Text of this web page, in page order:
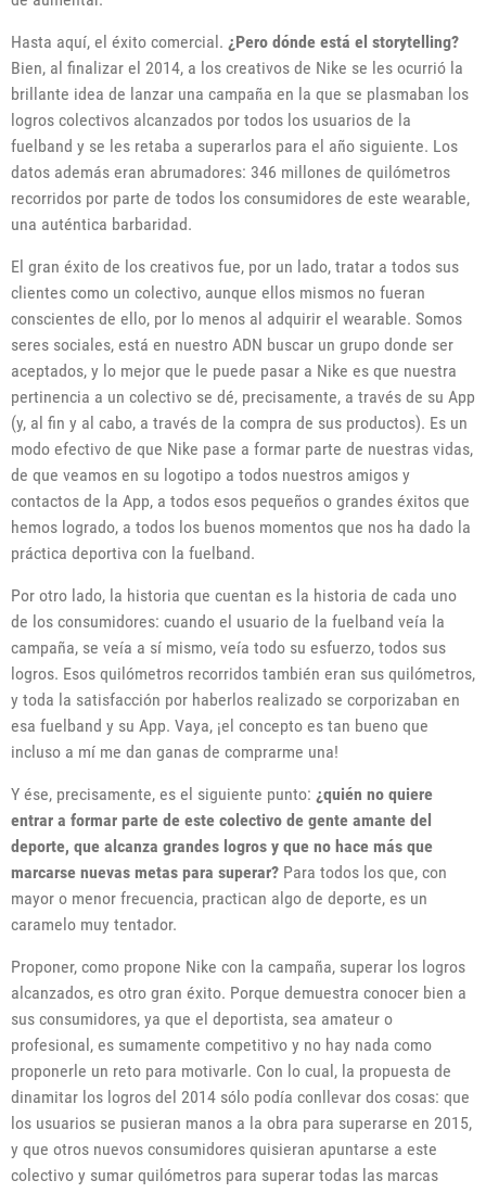
Hasta aquí, el éxito comercial. ¿Pero dónde está el storytelling?
Bien, al finalizar el 2014, a los creativos de Nike se les ocurrió la
brillante idea de lanzar una campaña en la que se plasmaban los
logros colectivos alcanzados por todos los usuarios de la
fuelband y se les retaba a superarlos para el año siguiente. Los
datos además eran abrumadores: 346 millones de quilómetros
recorridos por parte de todos los consumidores de este wearable,
una auténtica barbaridad.
El gran éxito de los creativos fue, por un lado, tratar a todos sus
clientes como un colectivo, aunque ellos mismos no fueran
conscientes de ello, por lo menos al adquirir el wearable. Somos
seres sociales, está en nuestro ADN buscar un grupo donde ser
aceptados, y lo mejor que le puede pasar a Nike es que nuestra
pertinencia a un colectivo se dé, precisamente, a través de su App
(y, al fin y al cabo, a través de la compra de sus productos). Es un
modo efectivo de que Nike pase a formar parte de nuestras vidas,
de que veamos en su logotipo a todos nuestros amigos y
contactos de la App, a todos esos pequeños o grandes éxitos que
hemos logrado, a todos los buenos momentos que nos ha dado la
práctica deportiva con la fuelband.
Por otro lado, la historia que cuentan es la historia de cada uno
de los consumidores: cuando el usuario de la fuelband veía la
campaña, se veía a sí mismo, veía todo su esfuerzo, todos sus
logros. Esos quilómetros recorridos también eran sus quilómetros,
y toda la satisfacción por haberlos realizado se corporizaban en
esa fuelband y su App. Vaya, ¡el concepto es tan bueno que
incluso a mí me dan ganas de comprarme una!
Y ése, precisamente, es el siguiente punto: ¿quién no quiere
entrar a formar parte de este colectivo de gente amante del
deporte, que alcanza grandes logros y que no hace más que
marcarse nuevas metas para superar? Para todos los que, con
mayor o menor frecuencia, practican algo de deporte, es un
caramelo muy tentador.
Proponer, como propone Nike con la campaña, superar los logros
alcanzados, es otro gran éxito. Porque demuestra conocer bien a
sus consumidores, ya que el deportista, sea amateur o
profesional, es sumamente competitivo y no hay nada como
proponerle un reto para motivarle. Con lo cual, la propuesta de
dinamitar los logros del 2014 sólo podía conllevar dos cosas: que
los usuarios se pusieran manos a la obra para superarse en 2015,
y que otros nuevos consumidores quisieran apuntarse a este
colectivo y sumar quilómetros para superar todas las marcas